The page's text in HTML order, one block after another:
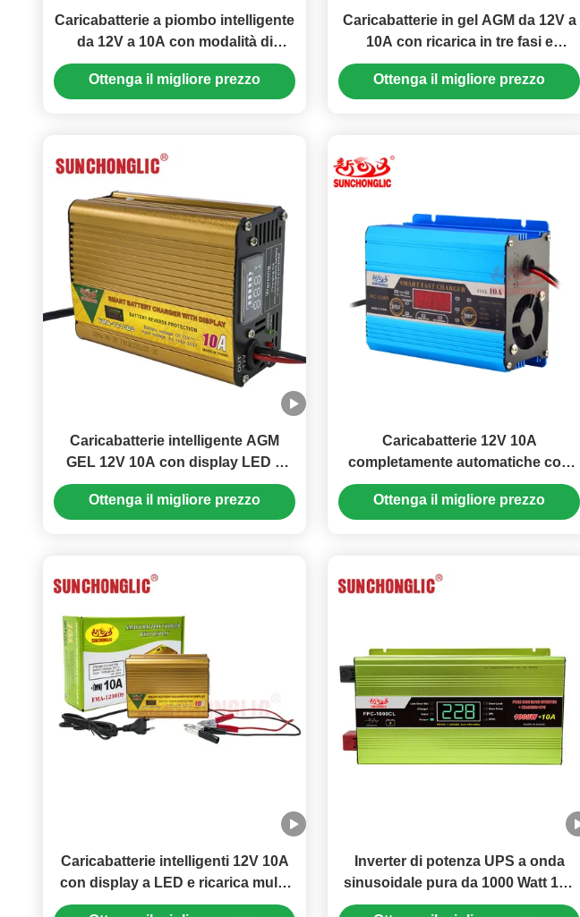
Caricabatterie a piombo intelligente
da 12V a 10A con modalità di
ricarica PWM e tensione di
ingresso da 150V a 250V
Ottenga il migliore prezzo
Caricabatterie in gel AGM da 12V a
10A con ricarica in tre fasi e
ingresso di corrente alternata da
150V a 250V per batterie al piombo-
Ottenga il migliore prezzo
Caricabatterie intelligente AGM
GEL 12V 10A con display LED e
carica a tre stadi
Ottenga il migliore prezzo
Caricabatterie 12V 10A
completamente automatiche con
ricarica in tre fasi per AGM GEL e
batterie per auto a piombo
Ottenga il migliore prezzo
Caricabatterie intelligenti 12V 10A
con display a LED e ricarica multi-
stadio per batterie AGM GEL e
Inverter di potenza UPS a onda
sinusoidale pura da 1000 Watt 12v
220v Caricabatterie per inverter